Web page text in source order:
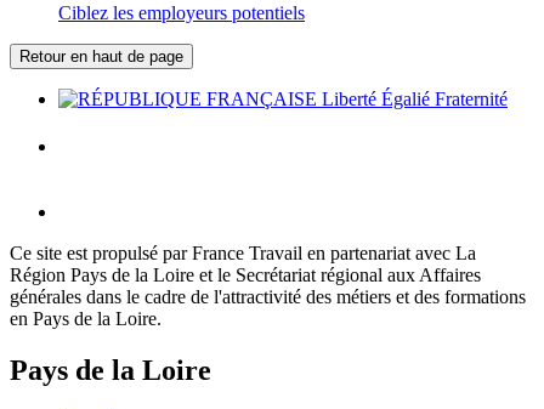
Ciblez les employeurs potentiels
Retour en haut de page
Ce site est propulsé par France Travail en partenariat avec La
Région Pays de la Loire et le Secrétariat régional aux Affaires
générales dans le cadre de l'attractivité des métiers et des formations
en Pays de la Loire.
Pays de la Loire